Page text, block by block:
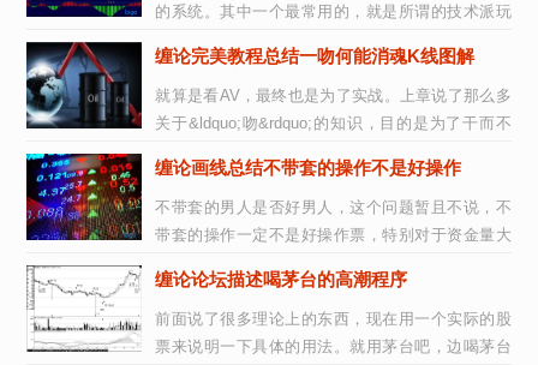
的系统。其中一个最常用的，就是所谓的技术派玩
缠论完美教程总结一吻何能消魂K线图解
就算是看AV，最终也是为了实战。上章说了那么多
关于&ldquo;吻&rdquo;的知识，目的是为了干而不
缠论画线总结不带套的操作不是好操作
不带套的男人是否好男人，这个问题暂且不说，不
带套的操作一定不是好操作票，特别对于资金量大
缠论论坛描述喝茅台的高潮程序
前面说了很多理论上的东西，现在用一个实际的股
票来说明一下具体的用法。就用茅台吧，边喝茅台